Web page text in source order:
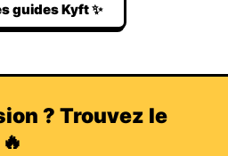
guides Kyft ✨
? Trouvez le